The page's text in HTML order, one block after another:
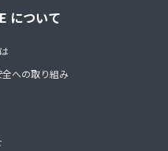
について
への取り組み